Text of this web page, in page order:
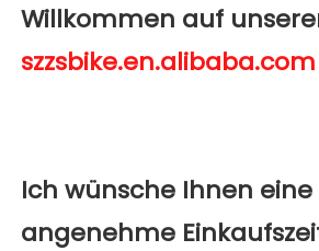
Willkommen auf
Ich wünsche Ihnen eine
angenehme